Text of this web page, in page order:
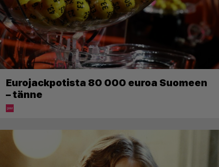
Eurojackpotista 80 000 euroa Suomeen
– tänne